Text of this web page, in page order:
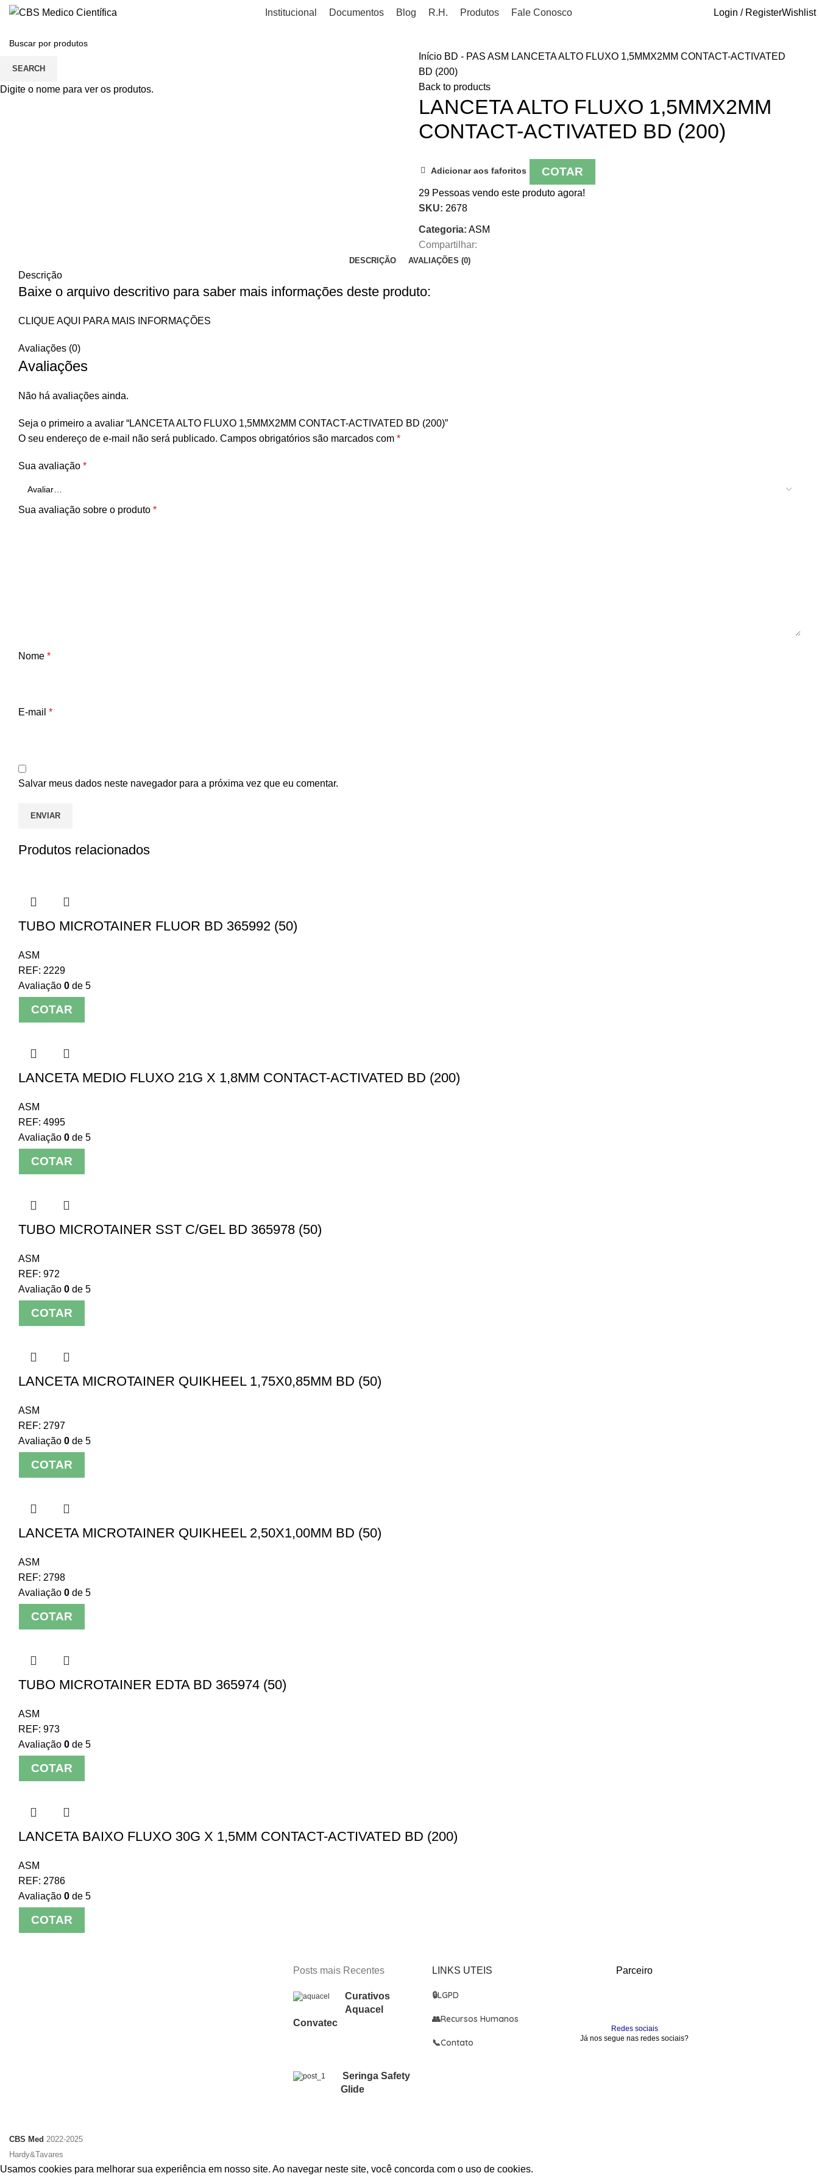
Institucional Documentos Blog R.H. Produtos Fale Conosco Login / RegisterWishlist
Início BD - PAS ASM LANCETA ALTO FLUXO 1,5MMX2MM CONTACT-ACTIVATED
BD (200)
Back to products
LANCETA ALTO FLUXO 1,5MMX2MM
CONTACT-ACTIVATED BD (200)
Adicionar aos faforitos COTAR
29 Pessoas vendo este produto agora!
SKU: 2678
Categoria: ASM
Compartilhar:
DESCRIÇÃO AVALIAÇÕES (0)
Descrição
Baixe o arquivo descritivo para saber mais informações deste produto:
CLIQUE AQUI PARA MAIS INFORMAÇÕES
Avaliações (0)
Avaliações
Não há avaliações ainda.
Seja o primeiro a avaliar “LANCETA ALTO FLUXO 1,5MMX2MM CONTACT-ACTIVATED BD (200)”
O seu endereço de e-mail não será publicado. Campos obrigatórios são marcados com *
Sua avaliação *
Sua avaliação sobre o produto *
Nome *
E-mail *
Salvar meus dados neste navegador para a próxima vez que eu comentar.
Produtos relacionados
TUBO MICROTAINER FLUOR BD 365992 (50)
ASM
REF: 2229
Avaliação 0 de 5
COTAR
LANCETA MEDIO FLUXO 21G X 1,8MM CONTACT-ACTIVATED BD (200)
ASM
REF: 4995
Avaliação 0 de 5
COTAR
TUBO MICROTAINER SST C/GEL BD 365978 (50)
ASM
REF: 972
Avaliação 0 de 5
COTAR
LANCETA MICROTAINER QUIKHEEL 1,75X0,85MM BD (50)
ASM
REF: 2797
Avaliação 0 de 5
COTAR
LANCETA MICROTAINER QUIKHEEL 2,50X1,00MM BD (50)
ASM
REF: 2798
Avaliação 0 de 5
COTAR
TUBO MICROTAINER EDTA BD 365974 (50)
ASM
REF: 973
Avaliação 0 de 5
COTAR
LANCETA BAIXO FLUXO 30G X 1,5MM CONTACT-ACTIVATED BD (200)
ASM
REF: 2786
Avaliação 0 de 5
COTAR
Posts mais Recentes
Curativos
Aquacel
Convatec
Seringa Safety
Glide
LINKS UTEIS
🔒LGPD
👥Recursos Humanos
📞Contato
Parceiro
Redes sociais
Já nos segue nas redes sociais?
CBS Med 2022-2025
Hardy&Tavares
Usamos cookies para melhorar sua experiência em nosso site. Ao navegar neste site, você concorda com o uso de cookies.
SEARCH
Digite o nome para ver os produtos.